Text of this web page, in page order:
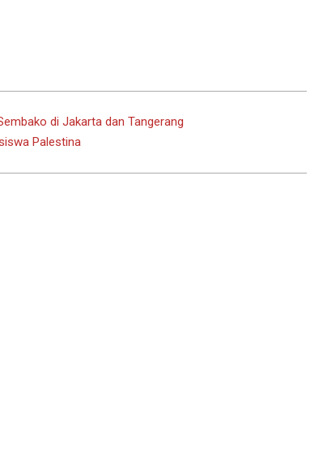
di Jakarta dan Tangerang
Palestina